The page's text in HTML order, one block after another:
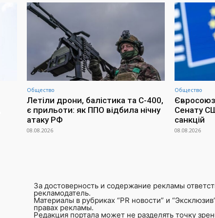
Общество
Летіли дрони, балістика та С-400,
є прильоти: як ППО відбила нічну
атаку РФ
08.08.2026
Общество
Євросоюз
Сенату
санкцій
08.08.2026
За достоверность и содержание рекламы
рекламодатель.
Материалы в рубриках “PR новости” и
правах рекламы.
Редакция портала может не разделять точку